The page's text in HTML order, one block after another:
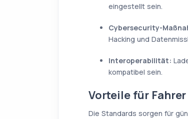
eingestellt sein.
Cybersecurity-
Hacking und
Interoperabilität:
kompatibel sein.
Vorteile für Fahrer
Die Standards sorgen für